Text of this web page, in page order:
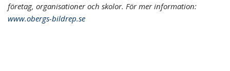
företag, organisationer och skolor. För mer information:
www.obergs-bildrep.se